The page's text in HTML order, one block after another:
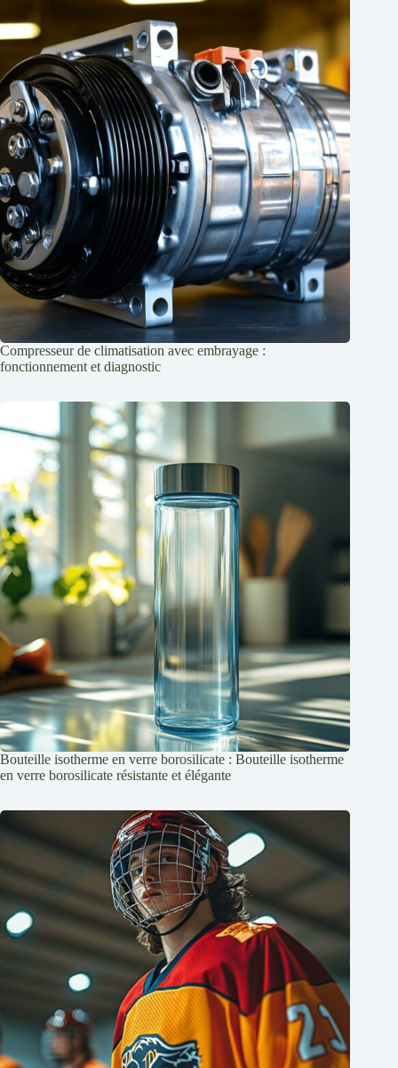
Compresseur de climatisation avec embrayage :
fonctionnement et diagnostic
Bouteille isotherme en verre borosilicate : Bouteille isotherme
en verre borosilicate résistante et élégante